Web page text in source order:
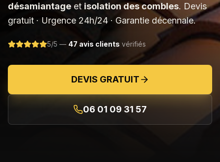
désamiantage et isolation des combles. Devis
gratuit · Urgence 24h/24 · Garantie décennale.
5/5 — 47 avis clients vérifiés
DEVIS GRATUIT
06 01 09 31 57